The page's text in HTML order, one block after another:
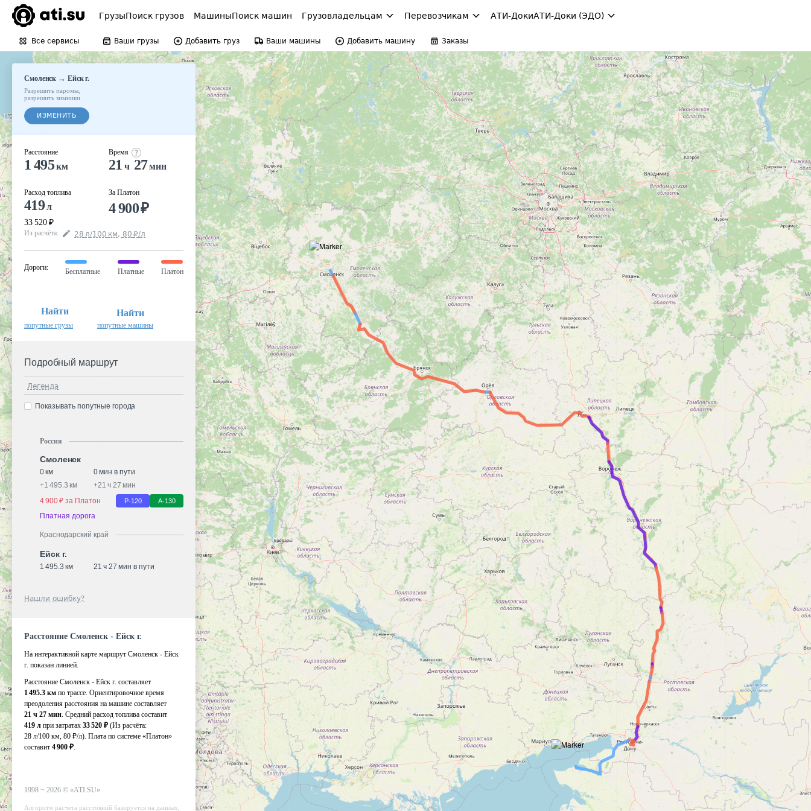
ГрузыПоиск грузов МашиныПоиск машин Грузовладельцам Перевозчикам АТИ-ДокиАТИ-Доки (ЭДО)
Все сервисы Ваши грузы Добавить груз Ваши машины Добавить машину Заказы
Смоленск → Ейск г.
Разрешить паромы
разрешить зимники
ИЗМЕНИТЬ
Расстояние
1 495км
Расход топлива
419л
33 520 ₽
Время
21 ч 27мин
За Платон
4 900₽
Из расчёта: 28 л/100 км, 80 ₽/л
Дороги:
Бесплатные Платные Платон
Найти
попутные грузы
Найти
попутные машины
Подробный маршрут
Легенда
Показывать попутные города
Россия
Смоленск
0 км
0 мин в пути
+1 495.3 км +21 ч 27 мин
4 900 ₽ за Платон
Р-120 А-130
Платная дорога
Краснодарский край
Ейск г.
1 495.3 км 21 ч 27 мин в пути
Нашли ошибку?
Расстояние Смоленск - Ейск г.
На интерактивной карте маршрут Смоленск - Ейск
г. показан линией.
Расстояние Смоленск - Ейск г. составляет
1 495.3 км по трассе. Ориентировочное время
преодоления расстояния на машине составляет
21 ч 27 мин. Средний расход топлива составит
419 л при затратах 33 520 ₽ (Из расчёта:
28 л/100 км, 80 ₽/л). Плата по системе «Платон»
составит 4 900 ₽.
1998 − 2026 © «ATI.SU»
Алгоритм расчета расстояний базируется на данных,